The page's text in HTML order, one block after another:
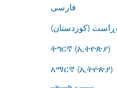
فارسى
(کوردستان)
ትግርኛ (ኢትዮጵያ)
አማርኛ (ኢትዮጵያ)